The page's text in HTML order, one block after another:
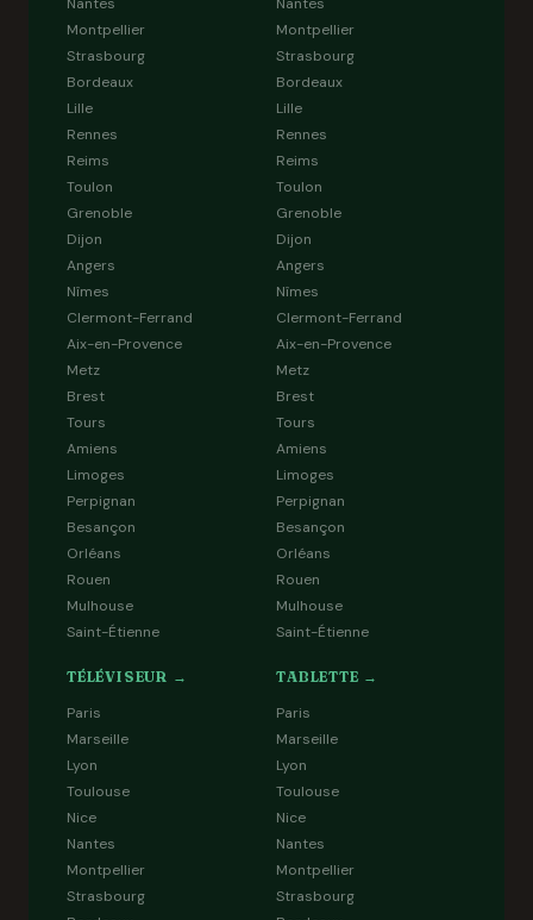
Montpellier
Strasbourg
Bordeaux
Lille
Rennes
Reims
Toulon
Grenoble
Dijon
Angers
Nîmes
Clermont-Ferrand
Aix-en-Provence
Metz
Brest
Tours
Amiens
Limoges
Perpignan
Besançon
Orléans
Rouen
Mulhouse
Saint-Étienne
Montpellier
Strasbourg
Bordeaux
Lille
Rennes
Reims
Toulon
Grenoble
Dijon
Angers
Nîmes
Clermont-Ferrand
Aix-en-Provence
Metz
Brest
Tours
Amiens
Limoges
Perpignan
Besançon
Orléans
Rouen
Mulhouse
Saint-Étienne
TÉLÉVISEUR →
Paris
Marseille
Lyon
Toulouse
Nice
Nantes
Montpellier
Strasbourg
TABLETTE →
Paris
Marseille
Lyon
Toulouse
Nice
Nantes
Montpellier
Strasbourg